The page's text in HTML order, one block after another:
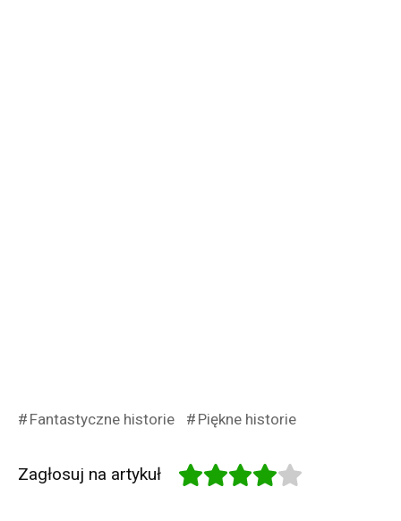
Fantastyczne historie Piękne historie
Zagłosuj na artykuł